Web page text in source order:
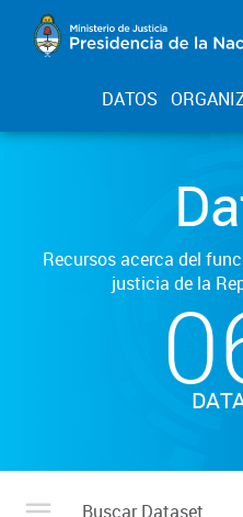
DATOS
Recursos acerca del
justicia de la